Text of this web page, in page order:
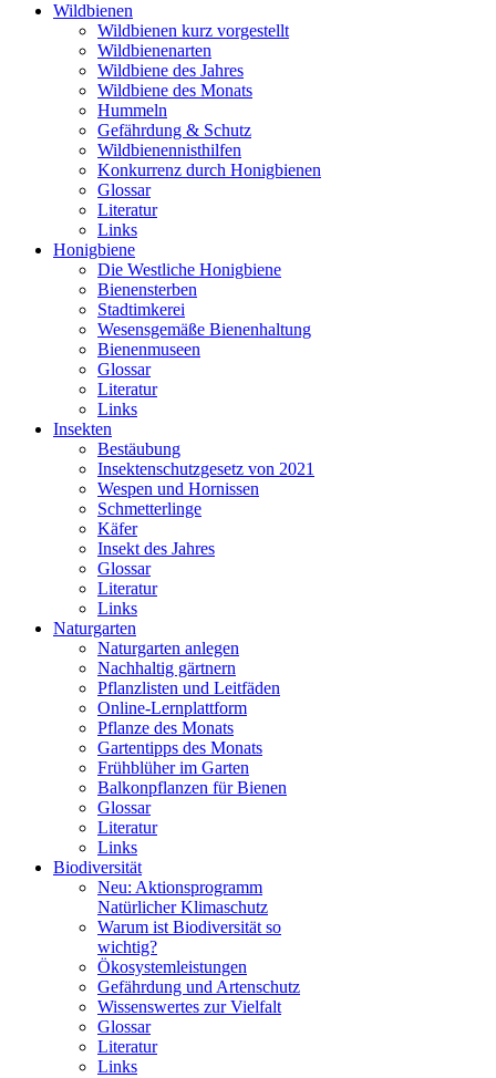
Wildbienen
Wildbienen kurz vorgestellt
Wildbienenarten
Wildbiene des Jahres
Wildbiene des Monats
Hummeln
Gefährdung & Schutz
Wildbienennisthilfen
Konkurrenz durch Honigbienen
Glossar
Literatur
Links
Honigbiene
Die Westliche Honigbiene
Bienensterben
Stadtimkerei
Wesensgemäße Bienenhaltung
Bienenmuseen
Glossar
Literatur
Links
Insekten
Bestäubung
Insektenschutzgesetz von 2021
Wespen und Hornissen
Schmetterlinge
Käfer
Insekt des Jahres
Glossar
Literatur
Links
Naturgarten
Naturgarten anlegen
Nachhaltig gärtnern
Pflanzlisten und Leitfäden
Online-Lernplattform
Pflanze des Monats
Gartentipps des Monats
Frühblüher im Garten
Balkonpflanzen für Bienen
Glossar
Literatur
Links
Biodiversität
Neu: Aktionsprogramm
Natürlicher Klimaschutz
Warum ist Biodiversität so
wichtig?
Ökosystemleistungen
Gefährdung und Artenschutz
Wissenswertes zur Vielfalt
Glossar
Literatur
Links